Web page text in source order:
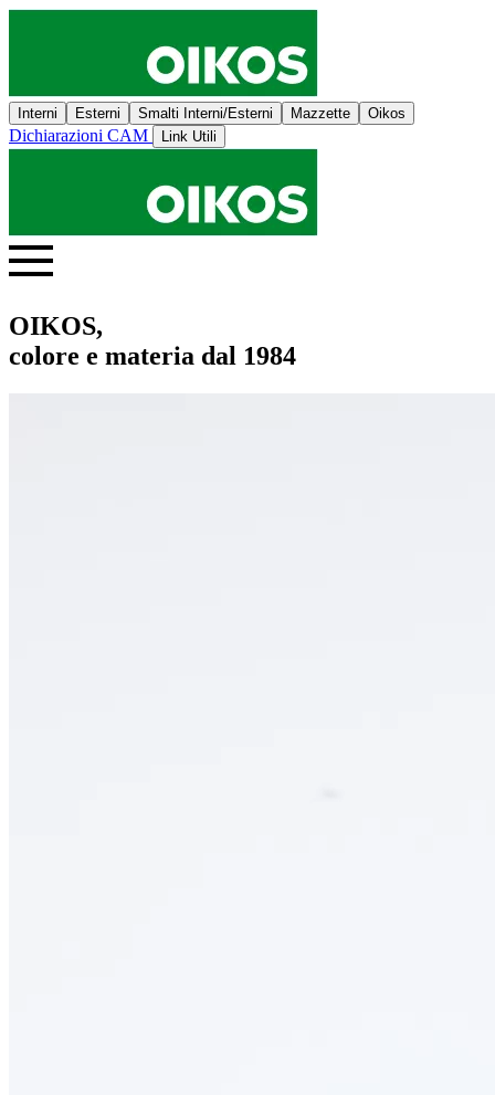
Interni Esterni Smalti Interni/Esterni Mazzette Oikos
Dichiarazioni CAM Link Utili
OIKOS,
colore e materia dal 1984